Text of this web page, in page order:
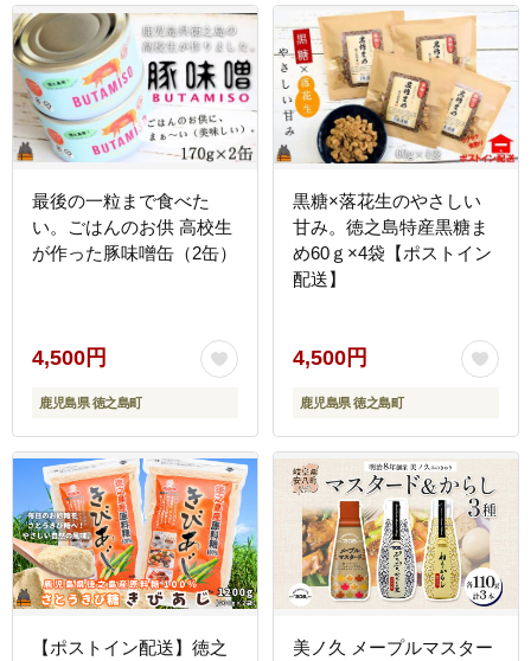
最後の一粒まで食べた
い。ごはんのお供 高校生
が作った豚味噌缶（2缶）
4,500円
鹿児島県 徳之島町
黒糖×落花生のやさしい
甘み。徳之島特産黒糖ま
め60ｇ×4袋【ポストイン
配送】
4,500円
鹿児島県 徳之島町
【ポストイン配送】徳之
美ノ久 メープルマスター